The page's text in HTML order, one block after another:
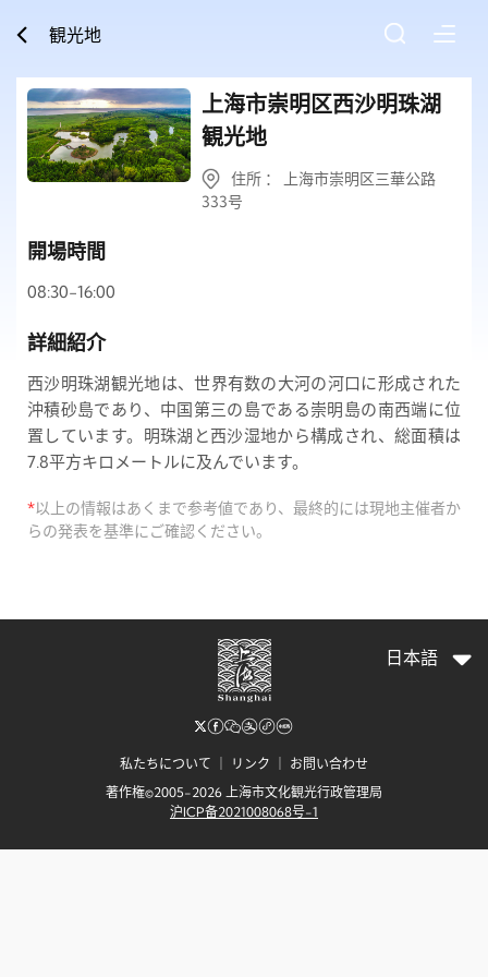
観光地
上海市崇明区西沙明珠湖
観光地
住所 ： 上海市崇明区三華公路
333号
開場時間
08:30-16:00
詳細紹介
西沙明珠湖観光地は、世界有数の大河の河口に形成された
沖積砂島であり、中国第三の島である崇明島の南西端に位
置しています。明珠湖と西沙湿地から構成され、総面積は
7.8平方キロメートルに及んでいます。
*以上の情報はあくまで参考値であり、最終的には現地主催者か
らの発表を基準にご確認ください。
私たちについて リンク
お問い合わせ
著作権©2005-2026 上海市文化観光行政管理局
沪ICP备2021008068号-1
日本語